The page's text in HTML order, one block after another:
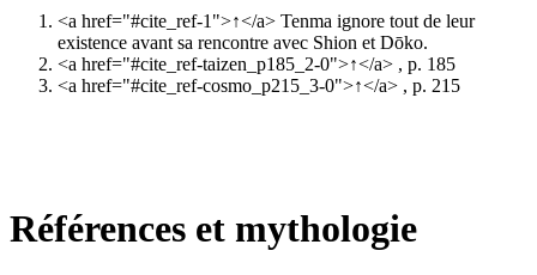
<a href="#cite_ref-1">↑</a> Tenma ignore tout de leur
existence avant sa rencontre avec Shion et Dōko.
<a href="#cite_ref-taizen_p185_2-0">↑</a> , p. 185
<a href="#cite_ref-cosmo_p215_3-0">↑</a> , p. 215
Références et mythologie